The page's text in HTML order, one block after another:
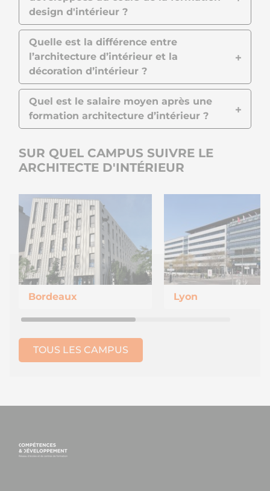
design d'intérieur ?
Quelle est la différence entre
l’architecture d’intérieur et la
décoration d’intérieur ?
Quel est le salaire moyen après une
formation architecture d’intérieur ?
SUR QUEL CAMPUS SUIVRE LE
ARCHITECTE D'INTÉRIEUR
Bordeaux Lyon
TOUS LES CAMPUS